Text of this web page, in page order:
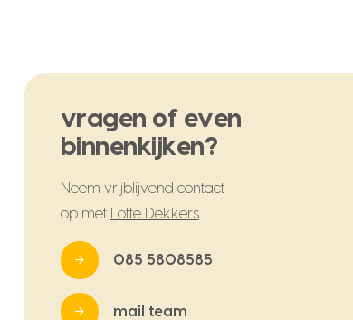
vragen of even
binnenkijken?
Neem vrijblijvend contact
op met
Lotte Dekkers
085 5808585
mail team